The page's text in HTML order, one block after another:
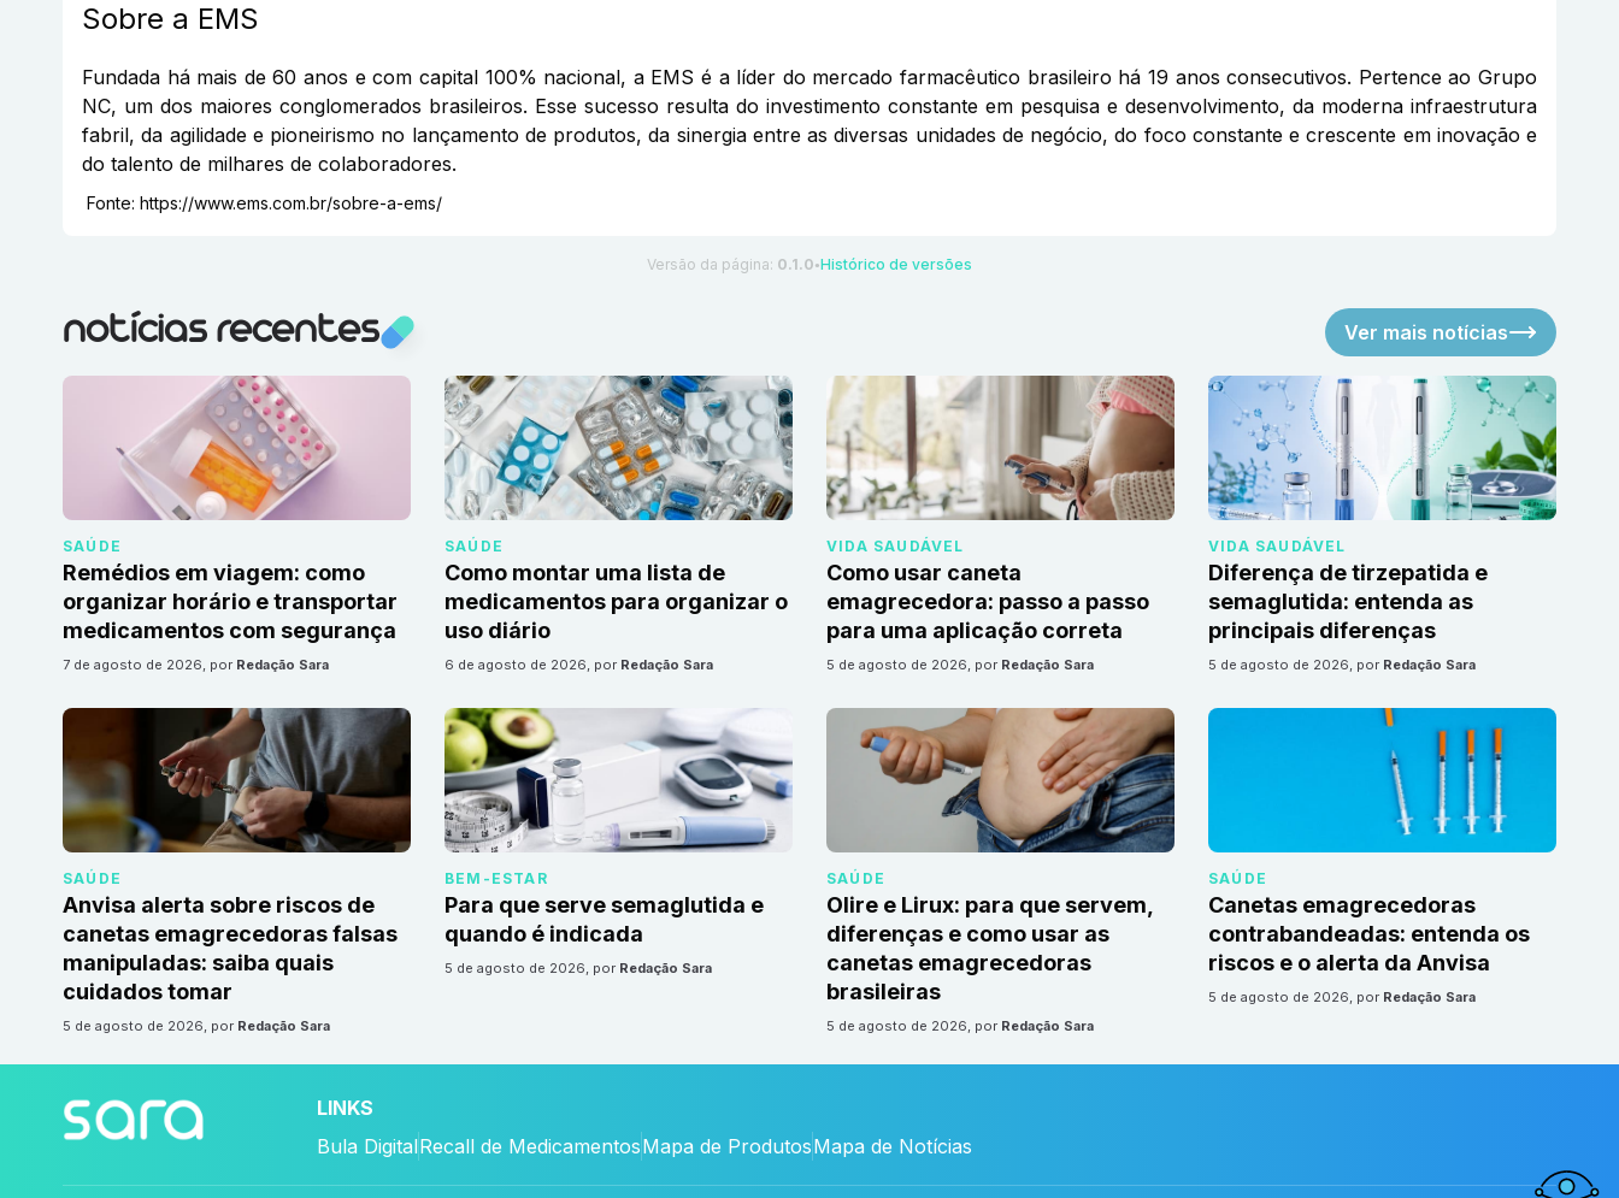
Sobre a EMS
Fundada há mais de 60 anos e com capital 100% nacional, a EMS é a líder do mercado farmacêutico brasileiro há 19 anos consecutivos. Pertence ao Grupo
NC, um dos maiores conglomerados brasileiros. Esse sucesso resulta do investimento constante em pesquisa e desenvolvimento, da moderna infraestrutura
fabril, da agilidade e pioneirismo no lançamento de produtos, da sinergia entre as diversas unidades de negócio, do foco constante e crescente em inovação e
do talento de milhares de colaboradores.
Fonte: https://www.ems.com.br/sobre-a-ems/
Versão da página: 0.1.0 ●Histórico de versões
notícias recentes Ver mais notícias
SAÚDE
Remédios em viagem: como
organizar horário e transportar
medicamentos com segurança
7 de agosto de 2026, por Redação Sara
SAÚDE
Como montar uma lista de
medicamentos para organizar o
uso diário
6 de agosto de 2026, por Redação Sara
VIDA SAUDÁVEL
Como usar caneta
emagrecedora: passo a passo
para uma aplicação correta
5 de agosto de 2026, por Redação Sara
VIDA SAUDÁVEL
Diferença de tirzepatida e
semaglutida: entenda as
principais diferenças
5 de agosto de 2026, por Redação Sara
SAÚDE
Anvisa alerta sobre riscos de
canetas emagrecedoras falsas
manipuladas: saiba quais
cuidados tomar
5 de agosto de 2026, por Redação Sara
BEM-ESTAR
Para que serve semaglutida e
quando é indicada
5 de agosto de 2026, por Redação Sara
SAÚDE
Olire e Lirux: para que servem,
diferenças e como usar as
canetas emagrecedoras
brasileiras
5 de agosto de 2026, por Redação Sara
SAÚDE
Canetas emagrecedoras
contrabandeadas: entenda os
riscos e o alerta da Anvisa
5 de agosto de 2026, por Redação Sara
LINKS
Bula DigitalRecall de MedicamentosMapa de ProdutosMapa de Notícias